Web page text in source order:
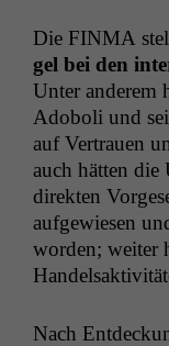
Die FINMA
gel bei den
Unter anderem
Adoboli und
auf Ver­trauen
auch hät­ten die
direk­ten
aufgewiesen
wor­den; weit­er
Nach